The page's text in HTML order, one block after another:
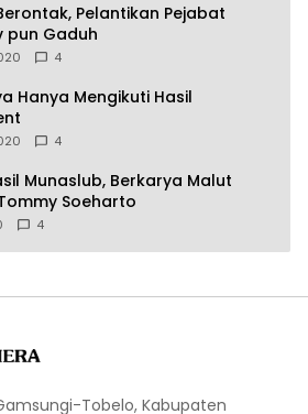
Pelantikan Pejabat
pun Gaduh
4
Hanya Mengikuti Hasil
4
Munaslub, Berkarya Malut
Soeharto
4
Tobelo, Kabupaten